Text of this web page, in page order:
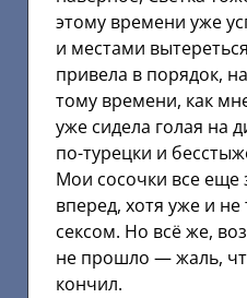
этому времени уже
и местами
привела в порядок,
тому времени, как
уже сидела голая на
по-турецки и
Мои сосочки все еще
вперед, хотя уже и не
сексом. Но всё же,
не прошло — жаль,
кончил.